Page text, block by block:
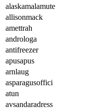
alaskamalamute
allisonmack
amettrah
androloga
antifreezer
apusapus
arnlaug
asparagusoffici
atun
avsandaradress